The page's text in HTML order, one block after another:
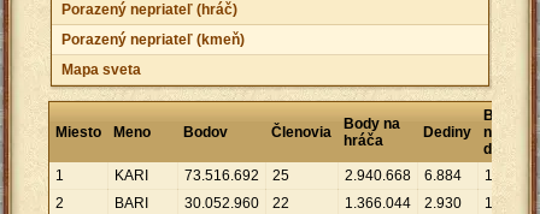
Porazený nepriateľ (hráč)
Porazený nepriateľ (kmeň)
Mapa sveta
Miesto Meno Bodov Členovia
Body na
hráča
Dediny
Bodov
na
dedinu
1
KARI 73.516.692 25 2.940.668 6.884 10
2
BARI 30.052.960 22 1.366.044 2.930 10